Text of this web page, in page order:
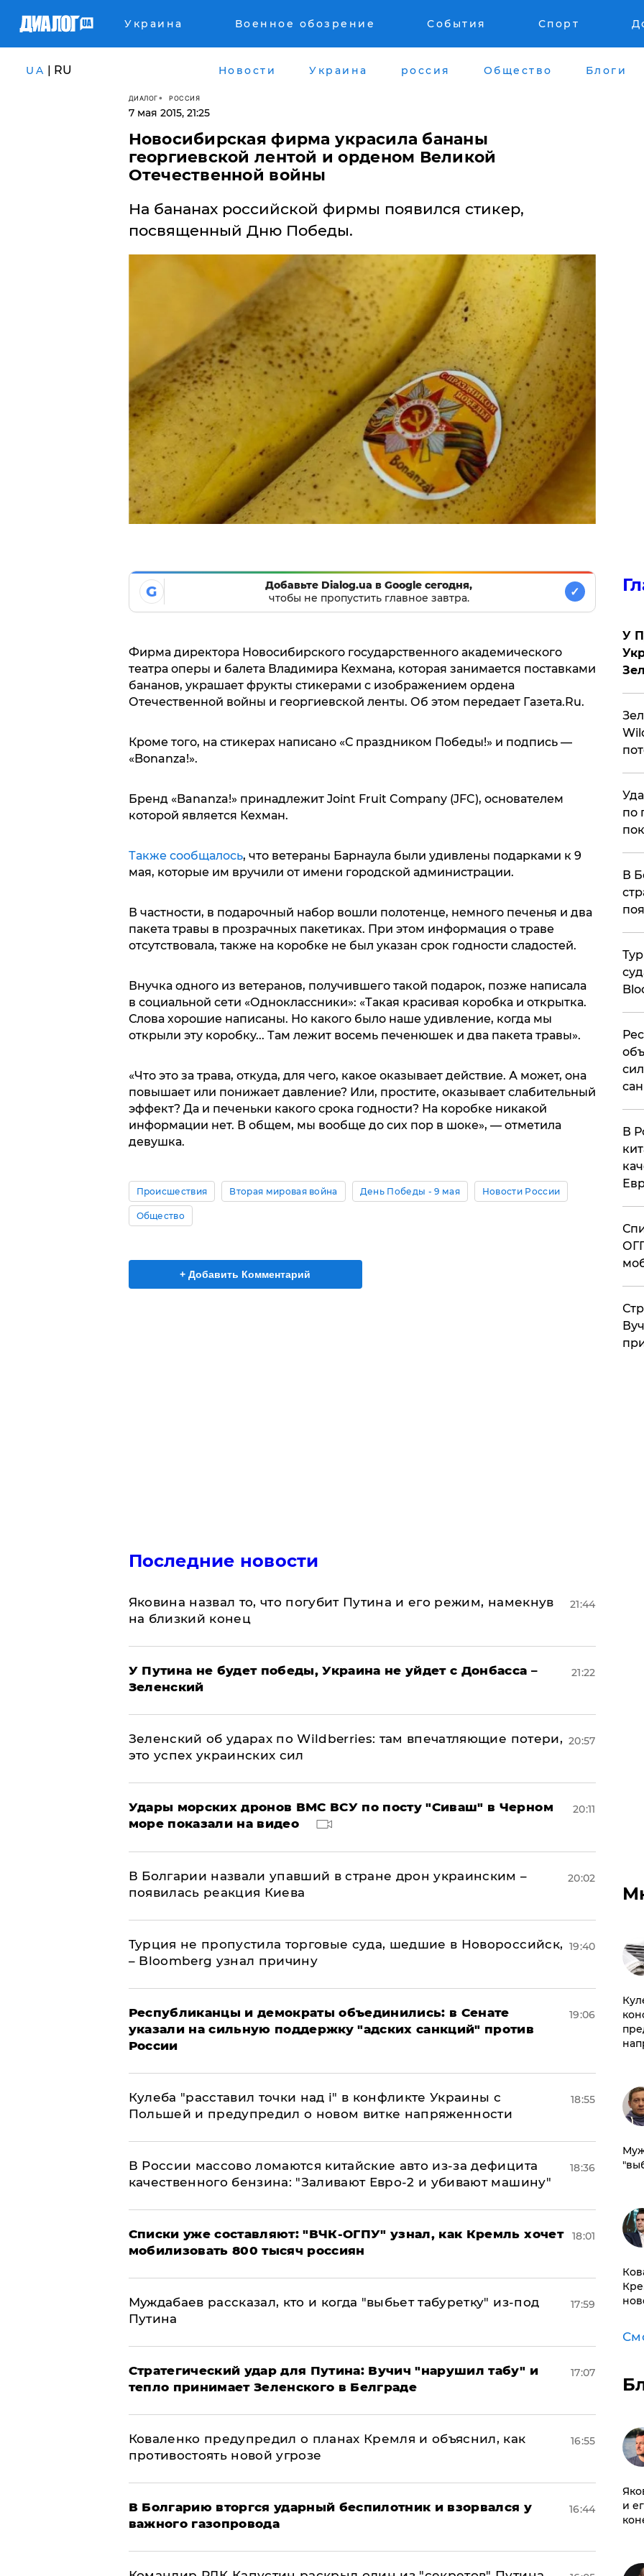
Украина Военное обозрение События Спорт
UA | RU Новости Украина россия Общество Блоги
ДИАЛОГ РОССИЯ
7 мая 2015, 21:25
Новосибирская фирма украсила бананы
георгиевской лентой и орденом Великой
Отечественной войны
На бананах российской фирмы появился стикер,
посвященный Дню Победы.
G
Добавьте Dialog.ua в Google сегодня,
чтобы не пропустить главное завтра.
✓
Фирма директора Новосибирского государственного академического
театра оперы и балета Владимира Кехмана, которая занимается поставками
бананов, украшает фрукты стикерами с изображением ордена
Отечественной войны и георгиевской ленты. Об этом передает Газета.Ru.
Кроме того, на стикерах написано «С праздником Победы!» и подпись —
«Bonanza!».
Бренд «Bananza!» принадлежит Joint Fruit Company (JFC), основателем
которой является Кехман.
Также сообщалось, что ветераны Барнаула были удивлены подарками к 9
мая, которые им вручили от имени городской администрации.
В частности, в подарочный набор вошли полотенце, немного печенья и два
пакета травы в прозрачных пакетиках. При этом информация о траве
отсутствовала, также на коробке не был указан срок годности сладостей.
Внучка одного из ветеранов, получившего такой подарок, позже написала
в социальной сети «Одноклассники»: «Такая красивая коробка и открытка.
Слова хорошие написаны. Но какого было наше удивление, когда мы
открыли эту коробку... Там лежит восемь печенюшек и два пакета травы».
«Что это за трава, откуда, для чего, какое оказывает действие. А может, она
повышает или понижает давление? Или, простите, оказывает слабительный
эффект? Да и печеньки какого срока годности? На коробке никакой
информации нет. В общем, мы вообще до сих пор в шоке», — отметила
девушка.
Происшествия Вторая мировая война День Победы - 9 мая Новости России
Общество
+ Добавить Комментарий
Последние новости
Яковина назвал то, что погубит Путина и его режим, намекнув
на близкий конец
21:44
У Путина не будет победы, Украина не уйдет с Донбасса –
Зеленский
21:22
Зеленский об ударах по Wildberries: там впечатляющие потери,
это успех украинских сил
20:57
Удары морских дронов ВМС ВСУ по посту "Сиваш" в Черном
море показали на видео
20:11
В Болгарии назвали упавший в стране дрон украинским –
появилась реакция Киева
20:02
Турция не пропустила торговые суда, шедшие в Новороссийск,
– Bloomberg узнал причину
19:40
Республиканцы и демократы объединились: в Сенате
указали на сильную поддержку "адских санкций" против
России
19:06
Кулеба "расставил точки над і" в конфликте Украины с
Польшей и предупредил о новом витке напряженности
18:55
В России массово ломаются китайские авто из-за дефицита
качественного бензина: "Заливают Евро-2 и убивают машину"
18:36
Списки уже составляют: "ВЧК-ОГПУ" узнал, как Кремль хочет
мобилизовать 800 тысяч россиян
18:01
Муждабаев рассказал, кто и когда "выбьет табуретку" из-под
Путина
17:59
Стратегический удар для Путина: Вучич "нарушил табу" и
тепло принимает Зеленского в Белграде
17:07
Коваленко предупредил о планах Кремля и объяснил, как
противостоять новой угрозе
16:55
В Болгарию вторгся ударный беспилотник и взорвался у
важного газопровода
16:44
У
по
В
В
и